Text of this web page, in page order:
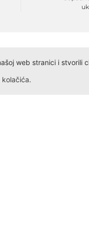
web stranici i stvorili
kolačića.